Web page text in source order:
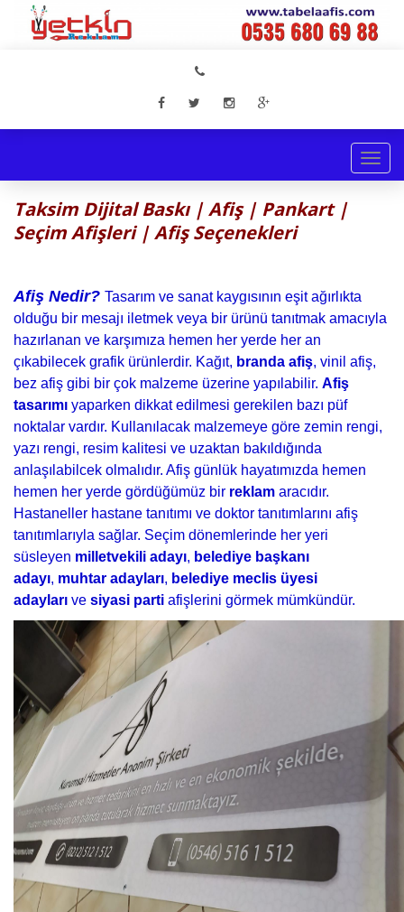
Taksim Dijital Baskı | Afiş | Pankart |
Seçim Afişleri | Afiş Seçenekleri
Afiş Nedir? Tasarım ve sanat kaygısının eşit ağırlıkta
olduğu bir mesajı iletmek veya bir ürünü tanıtmak amacıyla
hazırlanan ve karşımıza hemen her yerde her an
çıkabilecek grafik ürünlerdir. Kağıt, branda afiş, vinil afiş,
bez afiş gibi bir çok malzeme üzerine yapılabilir. Afiş
tasarımı yaparken dikkat edilmesi gerekilen bazı püf
noktalar vardır. Kullanılacak malzemeye göre zemin rengi,
yazı rengi, resim kalitesi ve uzaktan bakıldığında
anlaşılabilcek olmalıdır. Afiş günlük hayatımızda hemen
hemen her yerde gördüğümüz bir reklam aracıdır.
Hastaneller hastane tanıtımı ve doktor tanıtımlarını afiş
tanıtımlarıyla sağlar. Seçim dönemlerinde her yeri
süsleyen milletvekili adayı, belediye başkanı
adayı, muhtar adayları, belediye meclis üyesi
adayları ve siyasi parti afişlerini görmek mümkündür.